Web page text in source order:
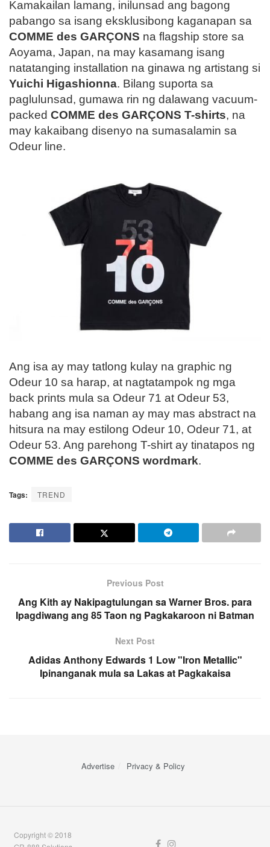
Kamakailan lamang, inilunsad ang bagong
pabango sa isang eksklusibong kaganapan sa
COMME des GARÇONS na flagship store sa
Aoyama, Japan, na may kasamang isang
natatanging installation na ginawa ng artistang si
Yuichi Higashionna. Bilang suporta sa
paglulunsad, gumawa rin ng dalawang vacuum-
packed COMME des GARÇONS T-shirts, na
may kakaibang disenyo na sumasalamin sa
Odeur line.
Ang isa ay may tatlong kulay na graphic ng
Odeur 10 sa harap, at nagtatampok ng mga
back prints mula sa Odeur 71 at Odeur 53,
habang ang isa naman ay may mas abstract na
hitsura na may estilong Odeur 10, Odeur 71, at
Odeur 53. Ang parehong T-shirt ay tinatapos ng
COMME des GARÇONS wordmark.
Tags: TREND
Previous Post
Ang Kith ay Nakipagtulungan sa Warner Bros. para
Ipagdiwang ang 85 Taon ng Pagkakaroon ni Batman
Next Post
Adidas Anthony Edwards 1 Low "Iron Metallic"
Ipinanganak mula sa Lakas at Pagkakaisa
Advertise Privacy & Policy
Copyright © 2018